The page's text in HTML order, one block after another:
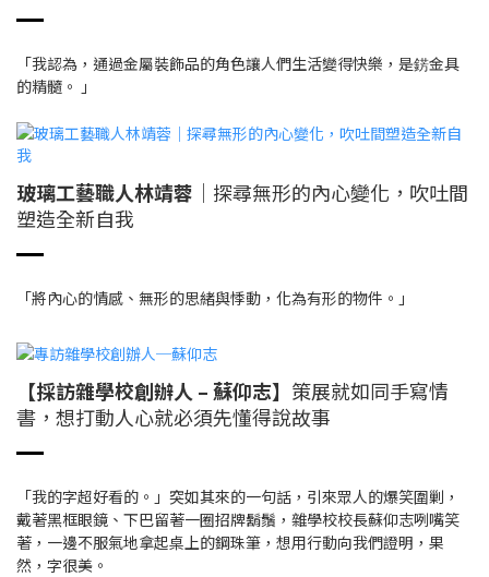
「我認為，通過金屬裝飾品的角色讓人們生活變得快樂，是錺金具
的精髓。 」
玻璃工藝職人林靖蓉 │探尋無形的內心變化，吹吐間
塑造全新自我
「將內心的情感、無形的思緒與悸動，化為有形的物件。」
【採訪雜學校創辦人 – 蘇仰志】 策展就如同手寫情
書，想打動人心就必須先懂得說故事
「我的字超好看的。」突如其來的一句話，引來眾人的爆笑圍剿，
戴著黑框眼鏡、下巴留著一圈招牌鬍鬚，雜學校校長蘇仰志咧嘴笑
著，一邊不服氣地拿起桌上的鋼珠筆，想用行動向我們證明，果
然，字很美。